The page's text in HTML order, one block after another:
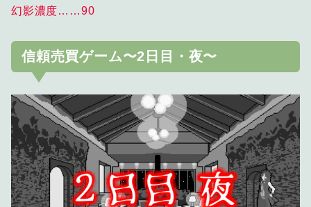
幻影濃度……90
信頼売買ゲーム〜2日目・夜〜